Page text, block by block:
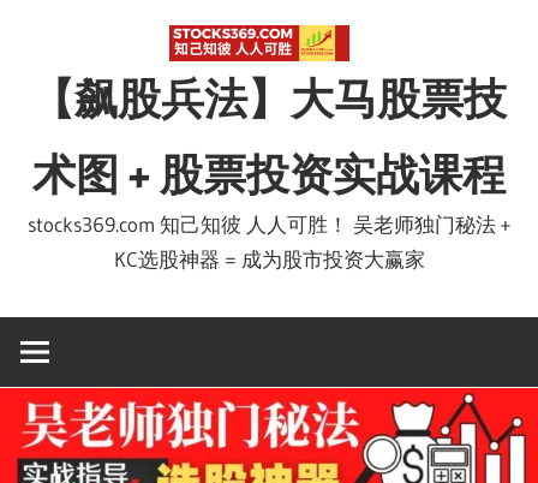
【飙股兵法】大马股票技
术图 + 股票投资实战课程
stocks369.com 知己知彼 人人可胜！ 吴老师独门秘法 +
KC选股神器 = 成为股市投资大赢家